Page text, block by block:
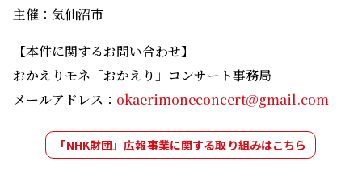
主催：気仙沼市
【本件に関するお問い合わせ】
おかえりモネ「おかえり」コンサート事務局
メールアドレス： okaerimoneconcert@gmail.com
「NHK財団」広報事業に関する取り組みはこちら